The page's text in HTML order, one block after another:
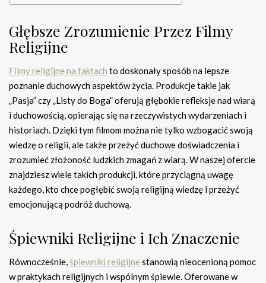
Głębsze Zrozumienie Przez Filmy
Religijne
Filmy religijne na faktach to doskonały sposób na lepsze
poznanie duchowych aspektów życia. Produkcje takie jak
„Pasja” czy „Listy do Boga” oferują głębokie refleksje nad wiarą
i duchowością, opierając się na rzeczywistych wydarzeniach i
historiach. Dzięki tym filmom można nie tylko wzbogacić swoją
wiedzę o religii, ale także przeżyć duchowe doświadczenia i
zrozumieć złożoność ludzkich zmagań z wiarą. W naszej ofercie
znajdziesz wiele takich produkcji, które przyciągną uwagę
każdego, kto chce pogłębić swoją religijną wiedzę i przeżyć
emocjonującą podróż duchową.
Śpiewniki Religijne i Ich Znaczenie
Równocześnie,śpiewniki religijne stanowią nieocenioną pomoc
w praktykach religijnych i wspólnym śpiewie. Oferowane w